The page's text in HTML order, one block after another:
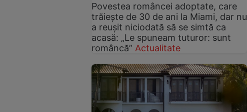
Povestea româncei adoptate, care
trăiește de 30 de ani la Miami, dar nu
a reușit niciodată să se simtă ca
acasă: „Le spuneam tuturor: sunt
româncă” Actualitate